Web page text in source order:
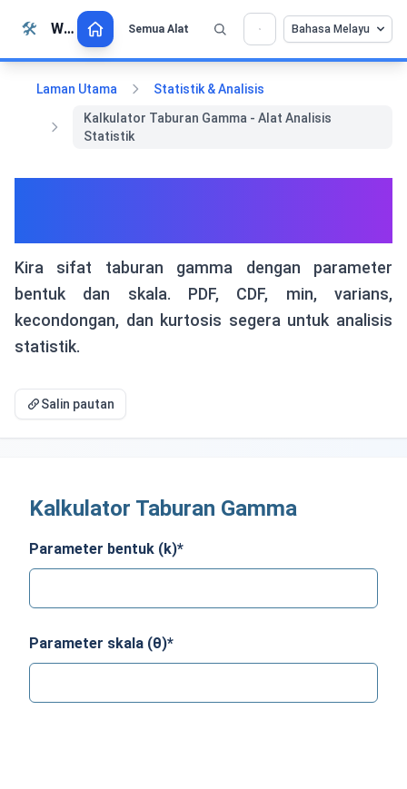
Langkau ke kandungan
🛠️ Whiz Tools Semua Alat Bahasa Melayu
Laman Utama
Statistik & Analisis
Kalkulator Taburan Gamma - Alat Analisis
Statistik
Kira sifat taburan gamma dengan parameter
bentuk dan skala. PDF, CDF, min, varians,
kecondongan, dan kurtosis segera untuk analisis
statistik.
Salin pautan
Kalkulator Taburan Gamma
Parameter bentuk (k)*
Parameter skala (θ)*
💡 Sukakan alat ini? Bantu kami menjadikannya
lebih baik lagi!
×
Klik untuk membuka →